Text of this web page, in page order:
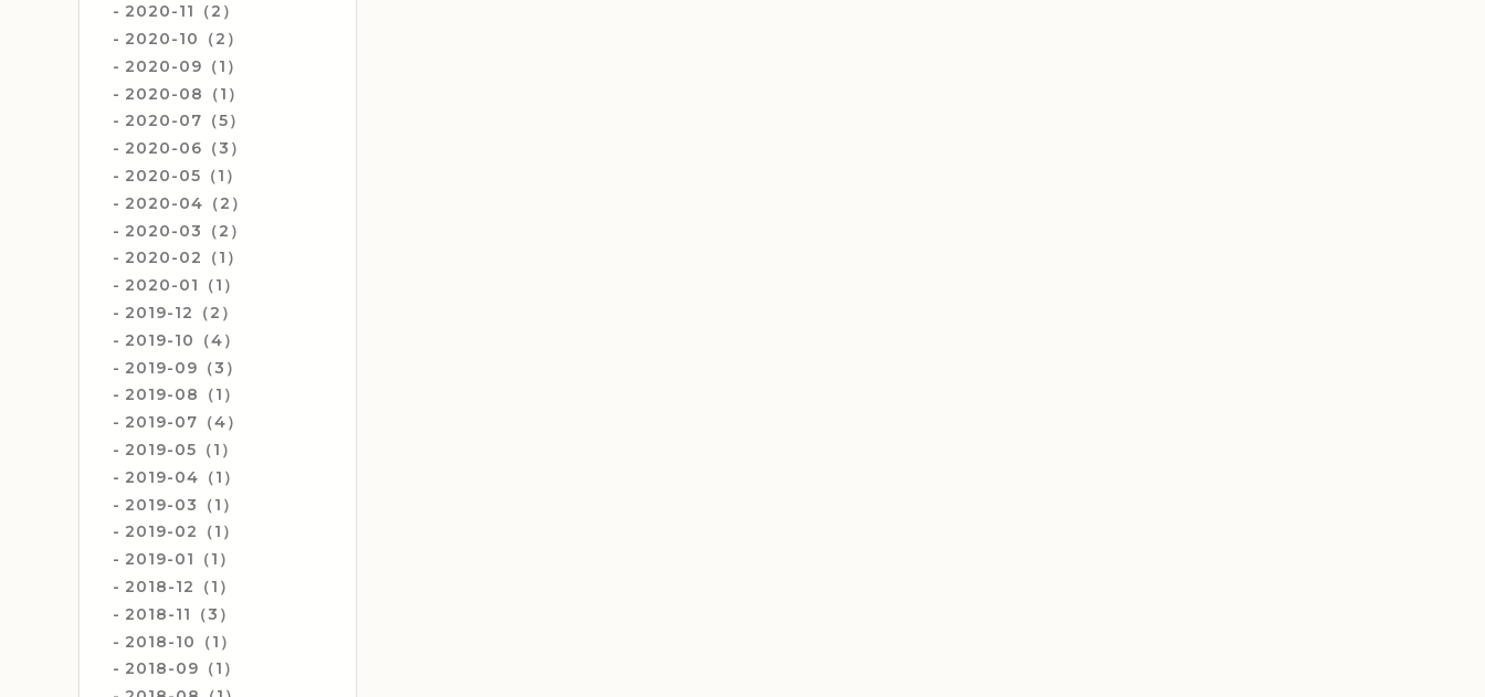
2020-11（2）
2020-10（2）
2020-09（1）
2020-08（1）
2020-07（5）
2020-06（3）
2020-05（1）
2020-04（2）
2020-03（2）
2020-02（1）
2020-01（1）
2019-12（2）
2019-10（4）
2019-09（3）
2019-08（1）
2019-07（4）
2019-05（1）
2019-04（1）
2019-03（1）
2019-02（1）
2019-01（1）
2018-12（1）
2018-11（3）
2018-10（1）
2018-09（1）